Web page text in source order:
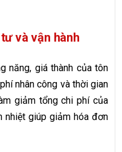
và vận hành
năng, giá thành của tôn
nhân công và thời gian
giảm tổng chi phí của
nhiệt giúp giảm hóa đơn